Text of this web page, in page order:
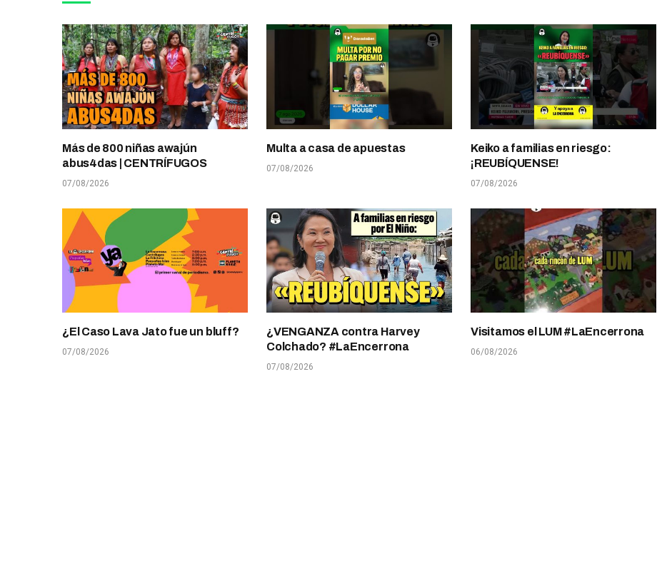
Más de 800 niñas awajún
abus4das | CENTRÍFUGOS
07/08/2026
Multa a casa de apuestas
07/08/2026
Keiko a familias en riesgo:
¡REUBÍQUENSE!
07/08/2026
¿El Caso Lava Jato fue un bluff?
07/08/2026
¿VENGANZA contra Harvey
Colchado? #LaEncerrona
07/08/2026
Visitamos el LUM #LaEncerrona
06/08/2026